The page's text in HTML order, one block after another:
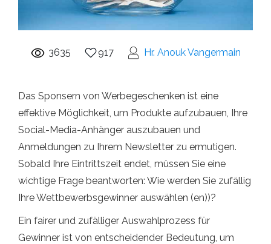
3635 917 Hr. Anouk Vangermain
Das Sponsern von Werbegeschenken ist eine
effektive Möglichkeit, um Produkte aufzubauen, Ihre
Social-Media-Anhänger auszubauen und
Anmeldungen zu Ihrem Newsletter zu ermutigen.
Sobald Ihre Eintrittszeit endet, müssen Sie eine
wichtige Frage beantworten: Wie werden Sie zufällig
Ihre Wettbewerbsgewinner auswählen (en))?
Ein fairer und zufälliger Auswahlprozess für
Gewinner ist von entscheidender Bedeutung, um